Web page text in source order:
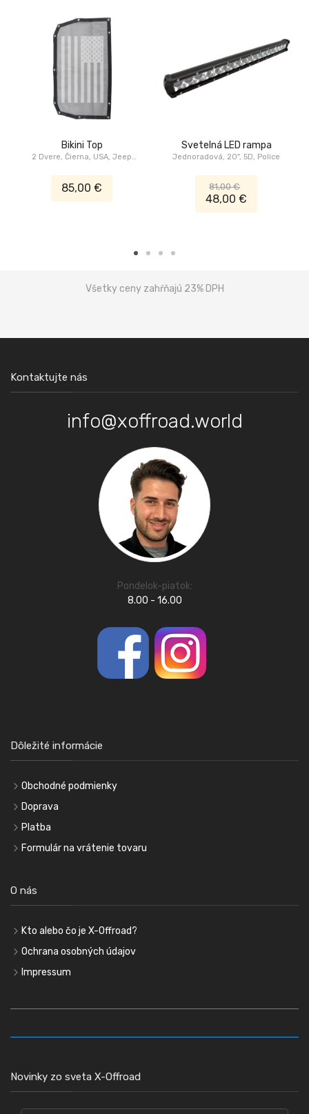
Bikini Top
2 Dvere, Čierna, USA, Jeep
85,00 €
Svetelná LED rampa
Jednoradová, 20", 5D, Police
81,00 €
48,00 €
Všetky ceny zahŕňajú 23% DPH
Kontaktujte nás
info@xoffroad.world
Pondelok-piatok:
8.00 - 16.00
Dôležité informácie
Obchodné podmienky
Doprava
Platba
Formulár na vrátenie tovaru
O nás
Kto alebo čo je X-Offroad?
Ochrana osobných údajov
Impressum
Novinky zo sveta X-Offroad